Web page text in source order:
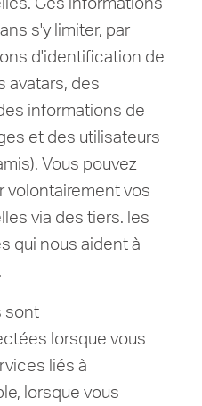
s'y limiter, par
d'identification de
avatars, des
informations de
et des utilisateurs
Vous pouvez
volontairement vos
via des tiers. les
qui nous aident à
sont
lorsque vous
liés à
lorsque vous